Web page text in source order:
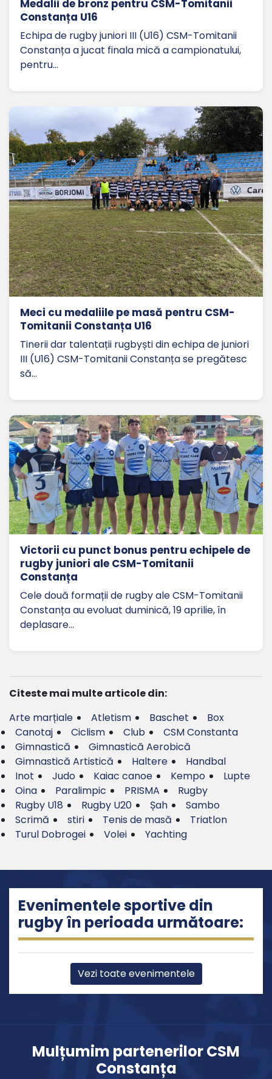
Medalii de bronz pentru CSM-Tomitanii
Constanța U16
Echipa de rugby juniori III (U16) CSM-Tomitanii
Constanța a jucat finala mică a campionatului,
pentru…
Meci cu medaliile pe masă pentru CSM-
Tomitanii Constanța U16
Tinerii dar talentații rugbyști din echipa de juniori
III (U16) CSM-Tomitanii Constanța se pregătesc
să…
Victorii cu punct bonus pentru echipele de
rugby juniori ale CSM-Tomitanii
Constanța
Cele două formații de rugby ale CSM-Tomitanii
Constanța au evoluat duminică, 19 aprilie, în
deplasare…
Citeste mai multe articole din:
Arte marțiale
Atletism Baschet
Box
Canotaj
Ciclism Club
CSM Constanta
Gimnastică
Gimnastică Aerobică
Gimnastică Artistică
Haltere
Handbal
Inot
Judo Kaiac canoe Kempo
Lupte
Oina
Paralimpic PRISMA
Rugby
Rugby U18
Rugby U20 Șah
Sambo
Scrimă
stiri Tenis de masă
Triatlon
Turul Dobrogei
Volei Yachting
Evenimentele sportive din
rugby în perioada următoare:
Vezi toate evenimentele
Mulțumim partenerilor CSM
Constanța